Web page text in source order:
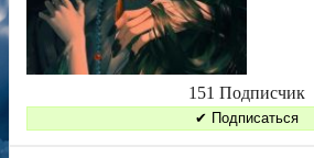
151 Подписчик